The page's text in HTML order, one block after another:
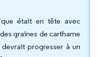
était en tête avec
graines de carthame
progresser à un